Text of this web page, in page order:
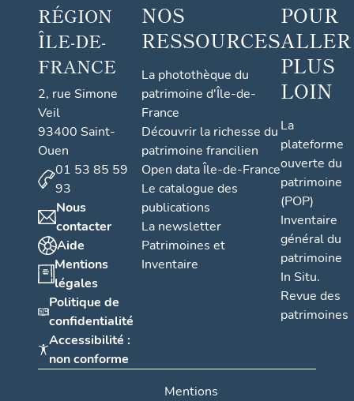
RÉGION
ÎLE-DE-
FRANCE
2, rue Simone
Veil
93400 Saint-
Ouen
01 53 85 59
93
Nous
contacter
Aide
Mentions
légales
Politique de
confidentialité
Accessibilité :
non conforme
NOS
RESSOURCES
La photothèque du
patrimoine d'Île-de-
France
Découvrir la richesse du
patrimoine francilien
Open data Île-de-France
Le catalogue des
publications
La newsletter
Patrimoines et
Inventaire
POUR
ALLER
PLUS
LOIN
La
plateforme
ouverte du
patrimoine
(POP)
Inventaire
général du
patrimoine
In Situ.
Revue des
patrimoines
Mentions